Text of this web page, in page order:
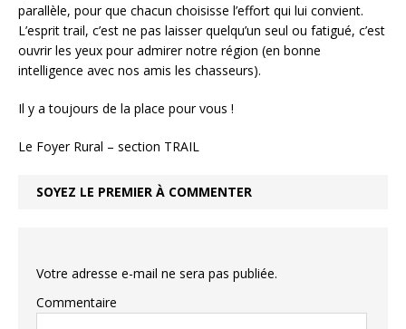
parallèle, pour que chacun choisisse l’effort qui lui convient.
L’esprit trail, c’est ne pas laisser quelqu’un seul ou fatigué, c’est
ouvrir les yeux pour admirer notre région (en bonne
intelligence avec nos amis les chasseurs).
Il y a toujours de la place pour vous !
Le Foyer Rural – section TRAIL
SOYEZ LE PREMIER À COMMENTER
Votre adresse e-mail ne sera pas publiée.
Commentaire